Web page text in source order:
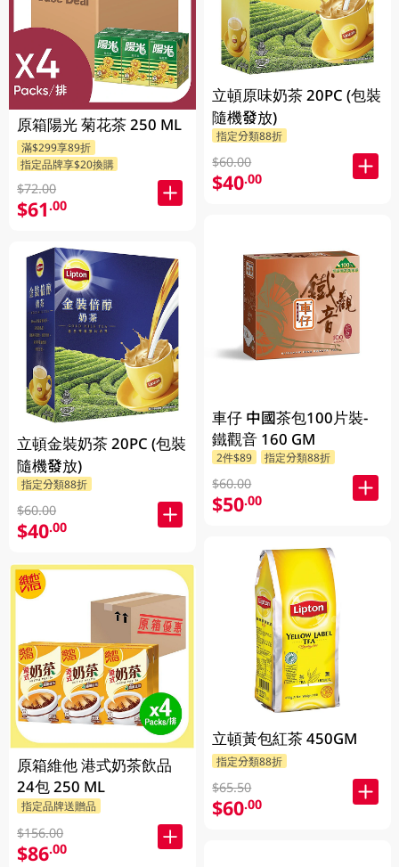
原箱陽光 菊花茶 250 ML
滿$299享89折
指定品牌享$20換購
$72.00
$61.00
立頓金裝奶茶 20PC (包裝
隨機發放)
指定分類88折
$60.00
$40.00
原箱維他 港式奶茶飲品
24包 250 ML
指定品牌送贈品
$156.00
$86.00
立頓原味奶茶 20PC (包裝
隨機發放)
指定分類88折
$60.00
$40.00
車仔 中國茶包100片裝-
鐵觀音 160 GM
2件$89 指定分類88折
$60.00
$50.00
立頓黃包紅茶 450GM
指定分類88折
$65.50
$60.00